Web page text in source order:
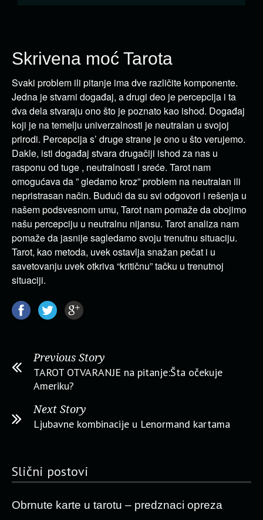
Skrivena moć Tarota
Svaki problem ili pitanje ima dve različite komponente.
Jedna je stvarni događaj, a drugi deo je percepcija i ta
dva dela stvaraju ono što je poznato kao ishod. Događaj
koji je na temelju univerzalnosti je neutralan u svojoj
prirodi. Percepcija s’ druge strane je ono u što verujemo.
Dakle, isti događaj stvara drugačiji ishod za nas u
rasponu od tuge , neutralnosti i sreće. Tarot nam
omogućava da ” gledamo kroz” problem na neutralan ili
nepristrasan način. Budući da su svi odgovori i rešenja u
našem podsvesnom umu, Tarot nam pomaže da obojimo
našu percepciju u neutralnu nijansu. Tarot analiza nam
pomaže da jasnije sagledamo svoju trenutnu situaciju.
Tarot, kao metoda, uvek ostavlja snažan pečat i u
savetovanju uvek otkriva “kritičnu” tačku u trenutnoj
situaciji.
Previous Story
TAROT OTVARANJE na pitanje:Šta očekuje
Ameriku?
Next Story
Ljubavne kombinacije u Lenormand kartama
Slični postovi
Obrnute karte u tarotu – predznaci opreza